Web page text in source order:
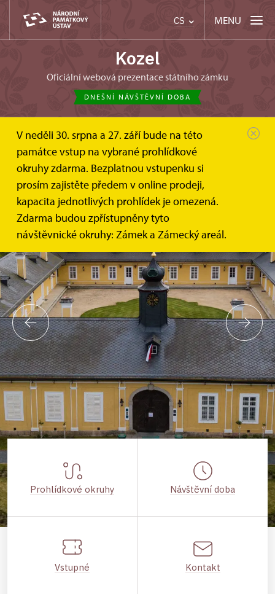
CS MENU
Kozel
oficiální webová prezentace státního zámku
DNEŠNÍ NÁVŠTĚVNÍ DOBA
V neděli 30. srpna a 27. září bude na této
památce vstup na vybrané prohlídkové
okruhy zdarma. Bezplatnou vstupenku si
prosím zajistěte předem v online prodeji,
kapacita jednotlivých prohlídek je omezená.
Zdarma budou zpřístupněny tyto
návštěvnické okruhy: Zámek a Zámecký areál.
Prohlídkové okruhy Návštěvní doba
Vstupné Kontakt